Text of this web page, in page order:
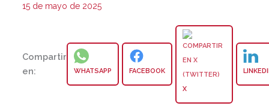
15 de mayo de 2025
Compartir
en:
WHATSAPP FACEBOOK
X